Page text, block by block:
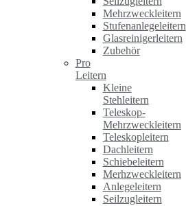
Mehrzweckleitern
Stufenanlegeleitern
Glasreinigerleitern
Zubehör
Pro
Leitern
Kleine
Stehleitern
Teleskop-
Mehrzweckleitern
Teleskopleitern
Dachleitern
Schiebeleitern
Merhzweckleitern
Anlegeleitern
Seilzugleitern